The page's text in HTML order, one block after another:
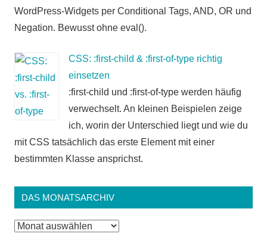
WordPress-Widgets per Conditional Tags, AND, OR und
Negation. Bewusst ohne eval().
CSS: :first-child & :first-of-type richtig
einsetzen
:first-child und :first-of-type werden häufig
verwechselt. An kleinen Beispielen zeige
ich, worin der Unterschied liegt und wie du
mit CSS tatsächlich das erste Element mit einer
bestimmten Klasse ansprichst.
DAS MONATSARCHIV
Das